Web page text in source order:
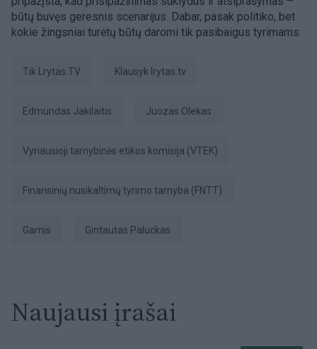
būtų buvęs geresnis scenarijus. Dabar, pasak politiko, bet
kokie žingsniai turėtų būtų daromi tik pasibaigus tyrimams.
tik Lrytas.TV Klausyk lrytas.tv
Edmundas Jakilaitis Juozas Olekas
Vyriausioji tarnybinės etikos komisija (VTEK)
Finansinių nusikaltimų tyrimo tarnyba (FNTT)
Garnis Gintautas Paluckas
Naujausi įrašai